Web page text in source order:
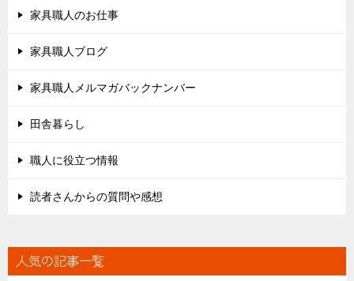
家具職人のお仕事
家具職人ブログ
家具職人メルマガバックナンバー
田舎暮らし
職人に役立つ情報
読者さんからの質問や感想
人気の記事一覧